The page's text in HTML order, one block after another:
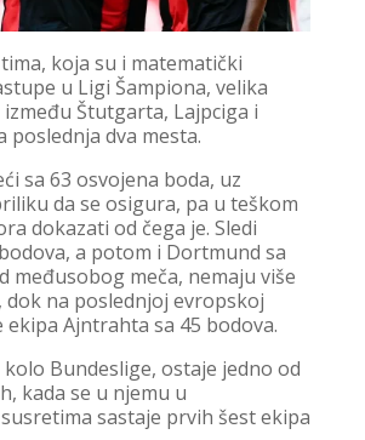
koja su i matematički
u Ligi Šampiona, velika
Štutgarta, Lajpciga i
poslednja dva mesta.
sa 63 osvojena boda, uz
da se osigura, pa u teškom
dokazati od čega je. Sledi
a potom i Dortmund sa
međusobog meča, nemaju više
dok na poslednjoj evropskoj
ekipa Ajntrahta sa 45 bodova.
Bundeslige, ostaje jedno od
kada se u njemu u
sastaje prvih šest ekipa